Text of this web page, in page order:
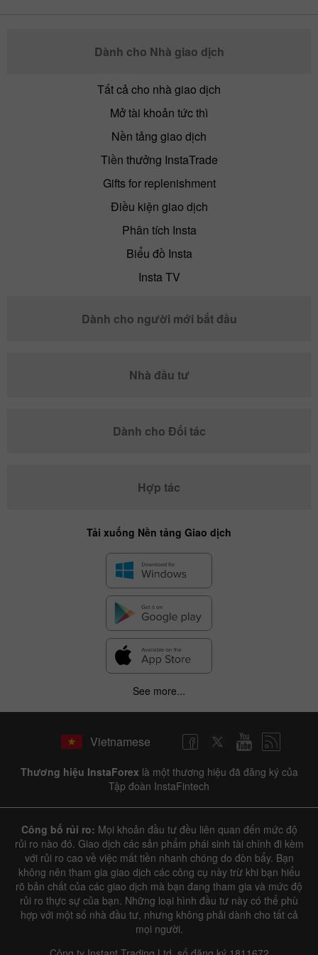
Dành cho Nhà giao dịch
Tất cả cho nhà giao dịch
Mở tài khoản tức thì
Nền tảng giao dịch
Tiền thưởng InstaTrade
Gifts for replenishment
Điều kiện giao dịch
Phân tích Insta
Biểu đồ Insta
Insta TV
Dành cho người mới bắt đầu
Nhà đầu tư
Dành cho Đối tác
Hợp tác
Tải xuống Nền tảng Giao dịch
See more...
Vietnamese
Thương hiệu InstaForex là một thương hiệu đã đăng ký của
Tập đoàn InstaFintech
Công bố rủi ro: Mọi khoản đầu tư đều liên quan đến mức độ
rủi ro nào đó. Giao dịch các sản phẩm phái sinh tài chính đi kèm
với rủi ro cao về việc mất tiền nhanh chóng do đòn bẩy. Bạn
không nên tham gia giao dịch các công cụ này trừ khi bạn hiểu
rõ bản chất của các giao dịch mà bạn đang tham gia và mức độ
rủi ro thực sự của bạn. Những loại hình đầu tư này có thể phù
hợp với một số nhà đầu tư, nhưng không phải dành cho tất cả
mọi người.